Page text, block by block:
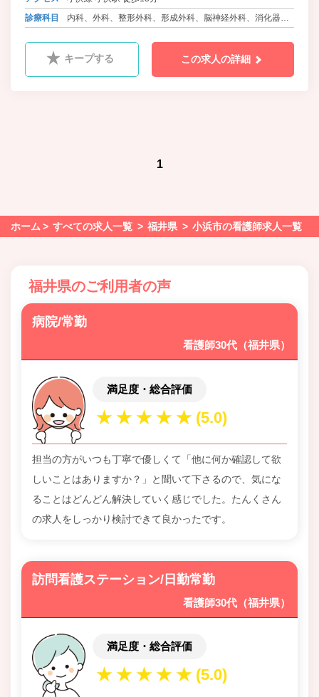
診療科目
内科、外科、整形外科、形成外科、脳神経外科、消化器
臓血管外科、精神科、眼科、耳鼻咽喉科、皮膚科、産婦人
キープする この求人の詳細
1
ホーム すべての求人一覧 福井県 小浜市の看護師求人一覧
福井県のご利用者の声
病院/常勤
看護師30代（福井県）
満足度・総合評価
担当の方がいつも丁寧で優しくて「他に何か確認して欲
しいことはありますか？」と聞いて下さるので、気にな
ることはどんどん解決していく感じでした。たんくさん
の求人をしっかり検討できて良かったです。
訪問看護ステーション/日勤常勤
看護師30代（福井県）
満足度・総合評価